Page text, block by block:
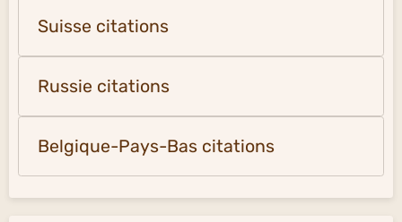
Suisse citations
Russie citations
Belgique-Pays-Bas citations